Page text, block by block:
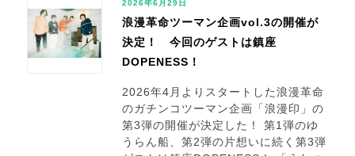
2026年6月29日
浪漫革命ツーマン企画vol.3の開催が
決定！ 今回のゲストは鎮座
DOPENESS！
2026年4月よりスタートした浪漫革命
のガチンコツーマン企画「浪漫印」の
第3弾の開催が決定した！ 第1弾のゆ
うらん船、第2弾の片想いに続く第3弾